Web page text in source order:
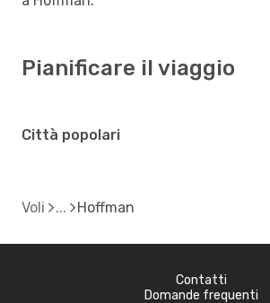
Pianificare il viaggio
Città popolari
Voli Hoffman
Contatti
Domande frequenti